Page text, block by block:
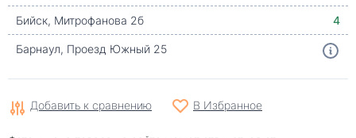
Бийск, Митрофанова 2б
4
Барнаул, Проезд Южный 25
Добавить к сравнению В Избранное